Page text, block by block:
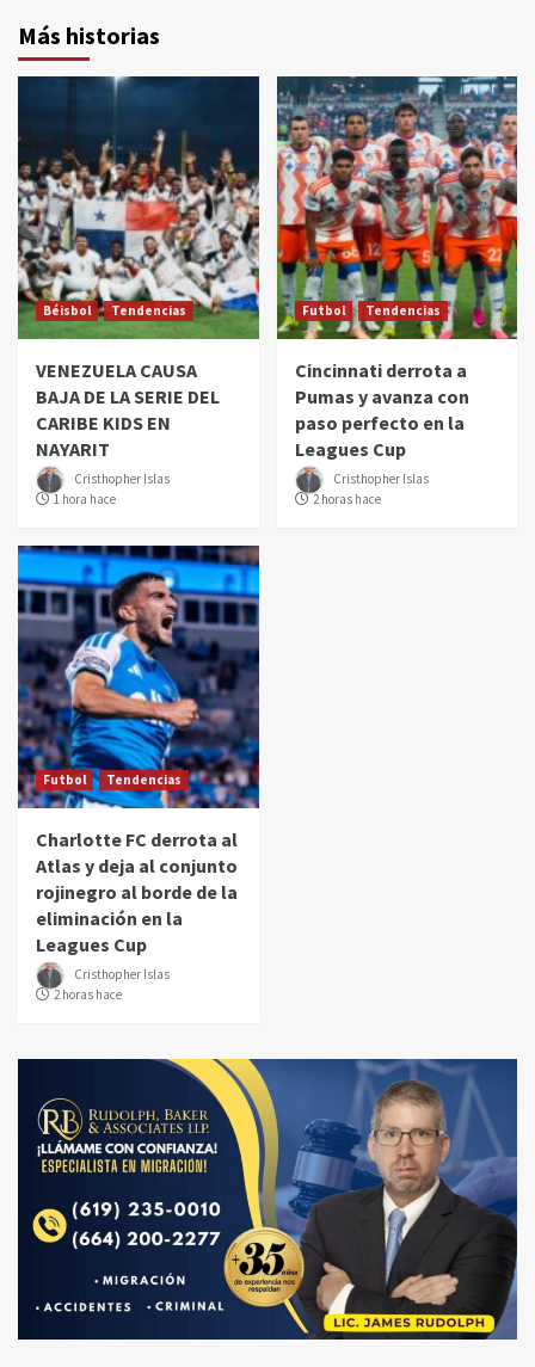
Más historias
Béisbol Tendencias
VENEZUELA CAUSA
BAJA DE LA SERIE DEL
CARIBE KIDS EN
NAYARIT
Cristhopher Islas
1 hora hace
Futbol Tendencias
Cincinnati derrota a
Pumas y avanza con
paso perfecto en la
Leagues Cup
Cristhopher Islas
2 horas hace
Futbol Tendencias
Charlotte FC derrota al
Atlas y deja al conjunto
rojinegro al borde de la
eliminación en la
Leagues Cup
Cristhopher Islas
2 horas hace